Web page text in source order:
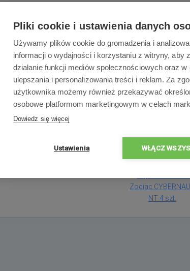
dla Zodiac Cybernaut NT 2007. Opakowanie
basenowego. Szczotki te są odpowiednie do
Zawartość
Zodiac
NT 4 szt.
Pliki cookie i ustawienia danych
Używamy plików cookie do gromadzenia i
informacji o wydajności i korzystaniu z witryny, aby
działanie funkcji mediów społecznościowych oraz w
ulepszania i personalizowania treści i reklam. Za
użytkownika możemy również przekazywać
osobowe platformom marketingowym w celach
Dowiedz się więcej
Ustawienia WŁĄCZ